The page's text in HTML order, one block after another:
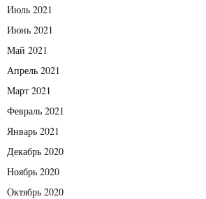
Июль 2021
Июнь 2021
Май 2021
Апрель 2021
Март 2021
Февраль 2021
Январь 2021
Декабрь 2020
Ноябрь 2020
Октябрь 2020